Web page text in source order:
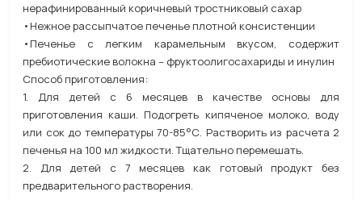
нерафинированный коричневый тростниковый сахар
•Нежное рассыпчатое печенье плотной консистенции
•Печенье с легким карамельным вкусом, содержит
пребиотические волокна – фруктоолигосахариды и инулин
Способ приготовления:
1. Для детей с 6 месяцев в качестве основы для
приготовления каши. Подогреть кипяченое молоко, воду
или сок до температуры 70-85°С. Растворить из расчета 2
печенья на 100 мл жидкости. Тщательно перемешать.
2. Для детей с 7 месяцев как готовый продукт без
предварительного растворения.